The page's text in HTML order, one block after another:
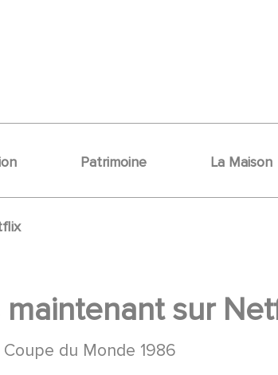
Patrimoine La Maison
sur
du Monde 1986